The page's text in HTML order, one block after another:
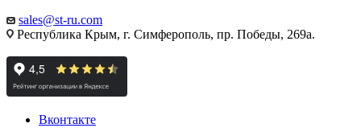
sales@st-ru.com
Республика Крым, г. Симферополь, пр. Победы, 269а.
Вконтакте